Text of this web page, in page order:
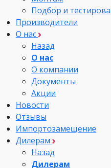
Подбор и
Производители
О нас
Назад
О нас
О компании
Документы
Акции
Новости
Отзывы
Импортозамещение
Дилерам
Назад
Дилерам